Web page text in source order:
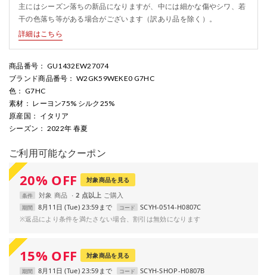
主にはシーズン落ちの新品になりますが、中には細かな傷やシワ、若
干の色落ち等がある場合がございます（訳あり品を除く）。
詳細はこちら
商品番号 ： GU1432EW27074
ブランド商品番号 ： W2GK59WEKE0 G7HC
色 ： G7HC
素材 ： レーヨン75% シルク25%
原産国 ： イタリア
シーズン ： 2022年 春夏
ご利用可能なクーポン
20% OFF 対象商品を見る
条件 対象 商品 2 点以上
期間 8月11日 (Tue) 23:59まで コード
SCYH-0514-H0807C
※返品により条件を満たさない場合、割引は無効になります
15% OFF 対象商品を見る
期間 8月11日 (Tue) 23:59まで コード SCYH-SHOP-H0807B